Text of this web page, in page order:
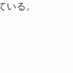
る。